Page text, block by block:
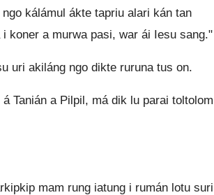
kálámul ákte tapriu alari kán tan
koner a murwa pasi, war ái Iesu sang."
uri akiláng ngo dikte ruruna tus on.
Tanián a Pilpil, má dik lu parai toltolom
mam rung iatung i rumán lotu suri